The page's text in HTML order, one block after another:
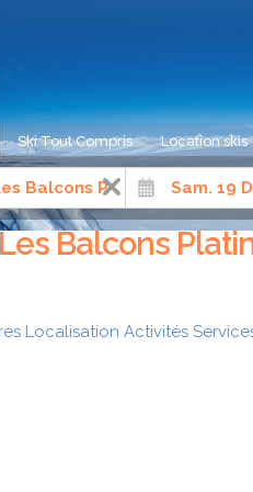
AU SKI
Ski Tout Compris Location skis
Alpes du Nord Savoie
Balcons
Localisation Activités